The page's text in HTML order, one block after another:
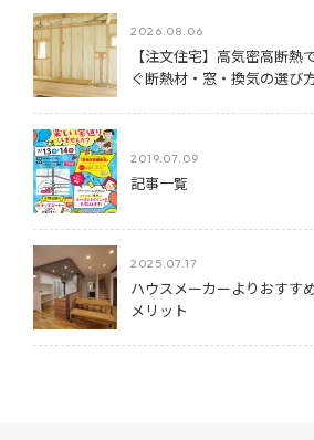
2026.08.06
【注文住宅】高気密高断
ぐ断熱材・窓・換気の選び
2019.07.09
記事一覧
2025.07.17
ハウスメーカーよりおすす
メリット